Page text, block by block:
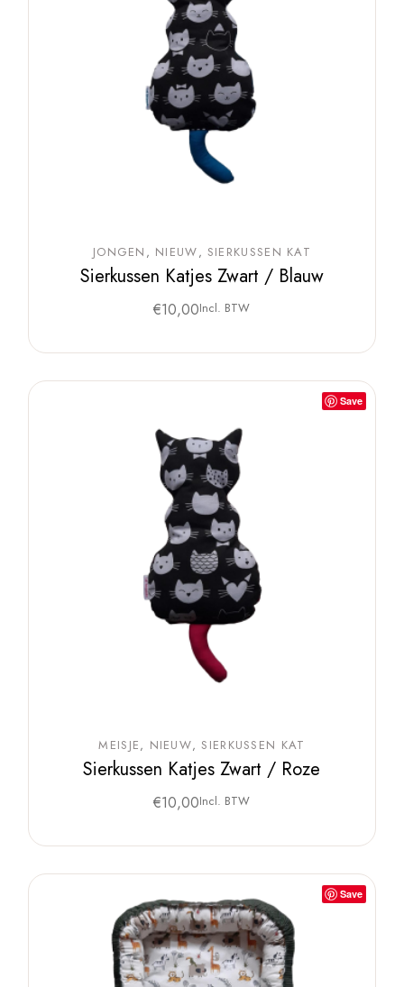
JONGEN NIEUW SIERKUSSEN KAT
Sierkussen Katjes Zwart / Blauw
€10,00Incl. BTW
Save
MEISJE NIEUW SIERKUSSEN KAT
Sierkussen Katjes Zwart / Roze
€10,00Incl. BTW
Save